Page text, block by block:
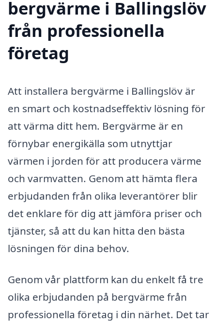
bergvärme i Ballingslöv
från professionella
företag
Att installera bergvärme i Ballingslöv är
en smart och kostnadseffektiv lösning för
att värma ditt hem. Bergvärme är en
förnybar energikälla som utnyttjar
värmen i jorden för att producera värme
och varmvatten. Genom att hämta flera
erbjudanden från olika leverantörer blir
det enklare för dig att jämföra priser och
tjänster, så att du kan hitta den bästa
lösningen för dina behov.
Genom vår plattform kan du enkelt få tre
olika erbjudanden på bergvärme från
professionella företag i din närhet. Det tar